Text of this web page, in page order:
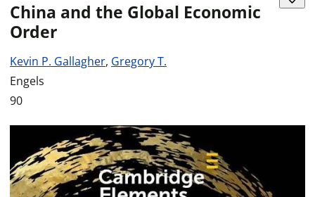
China and the Global Economic
Order
Kevin P. Gallagher, Gregory T.
Engels
90